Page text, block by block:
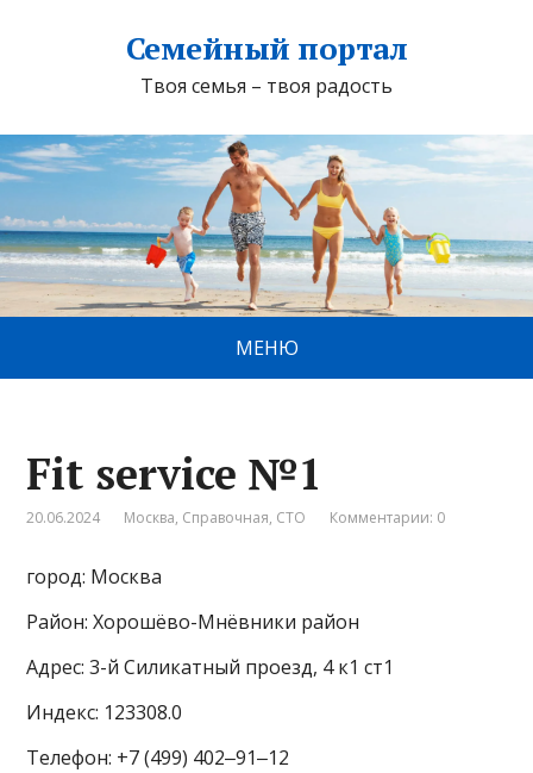
Семейный портал
Твоя семья – твоя радость
МЕНЮ
Fit service №1
20.06.2024 Москва, Справочная, СТО Комментарии: 0
город: Москва
Район: Хорошёво-Мнёвники район
Адрес: 3-й Силикатный проезд, 4 к1 ст1
Индекс: 123308.0
Телефон: +7 (499) 402‒91‒12